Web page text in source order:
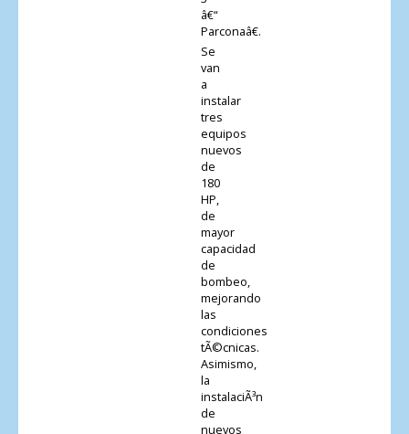
â€“
Parconaâ€.
Se
van
a
instalar
tres
equipos
nuevos
de
180
HP,
de
mayor
capacidad
de
bombeo,
mejorando
las
condiciones
tÃ©cnicas.
Asimismo,
la
instalaciÃ³n
de
nuevos